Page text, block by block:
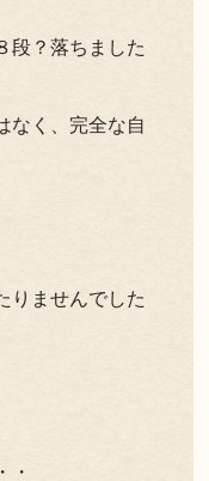
段？落ちました
なく、完全な自
りませんでした
・